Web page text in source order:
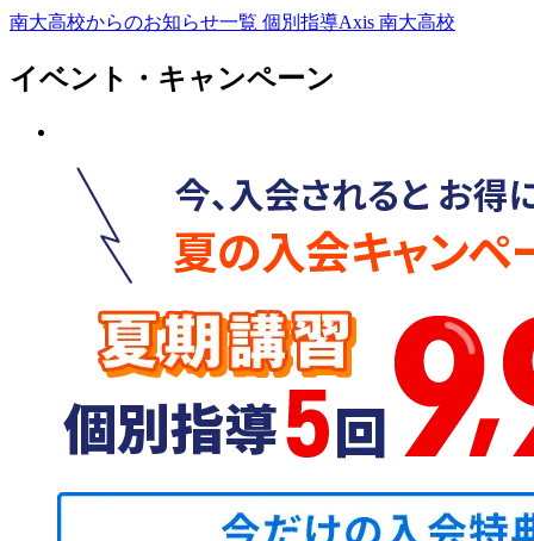
南大高校からのお知らせ一覧 個別指導Axis 南大高校
イベント・キャンペーン